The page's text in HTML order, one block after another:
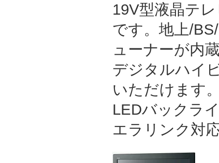
19V型液晶テ
です。地上/
ューナーが内
デジタルハイ
いただけます
LEDバックラ
エラリンク対